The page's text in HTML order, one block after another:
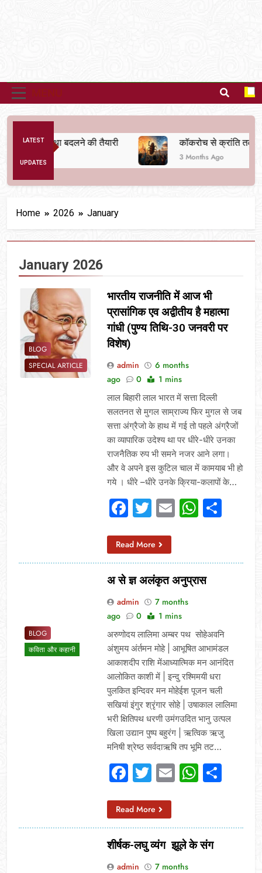
LATEST
UPDATES
व्यवस्था बदलने की तैयारी कॉकरोच से क्रांति तक
3 Months Ago
Home 2026 January
January 2026
BLOG
SPECIAL ARTICLE
भारतीय राजनीति में आज भी
प्रासांगिक एव अद्वीतीय है महात्मा
गांधी (पुण्य तिथि-30 जनवरी पर
विशेष)
admin
6 months
ago
0 1 mins
लाल बिहारी लाल भारत में सत्ता दिल्ली
सलतनत से मुगल साम्राज्य फिर मुगल से जब
सत्ता अंग्रैजो के हाथ में गई तो पहले अंग्रैजों
का व्यापारिक उदेश्य था पर धीरे-धीरे उनका
राजनैतिक रुप भी समने नजर आने लगा।
और वे अपने इस कुटिल चाल में कामयाब भी हो
गये । धीरे –धीरे उनके क्रिया-कलापों के…
Facebook
Twitter
Email
Read More
BLOG
कविता और कहानी
अ से ज्ञ अलंकृत अनुप्रास
admin
7 months
ago
0 1 mins
‌अरुणोदय लालिमा अम्बर पथ सोहेअवनि
अंशुमय अंर्तमन मोहे | आभूषित आभामंडल
आकाशदीप राशि मेंआध्यात्मिक मन आनंदित
आलोकित काशी में | इन्दु रश्मिमयी धरा
पुलकित इन्दिवर मन मोहेईश पूजन चली
सखियां इंगुर श्रृंगार सोहे | उषाकाल लालिमा
भरी क्षितिपथ धरणी उमंगउदित भानु उत्पल
खिला उद्यान पुष्प बहुरंग | ऋत्विक ऋजु
मनिषी श्रेष्ठ सर्वदाऋषि तप भूमि तट…
Facebook
Twitter
Email
Read More
शीर्षक-लघु व्यंग झूले के संग
admin
7 months